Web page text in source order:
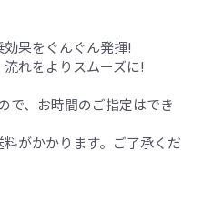
果をぐんぐん発揮!
れをよりスムーズに!
で、お時間のご指定はでき
がかかります。ご了承くだ